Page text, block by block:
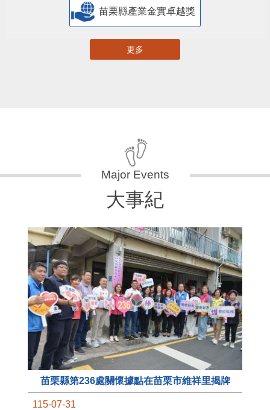
苗栗縣產業金實卓越獎
更多
大事紀
苗栗縣第236處關懷據點在苗栗市維祥里揭牌
115-07-31